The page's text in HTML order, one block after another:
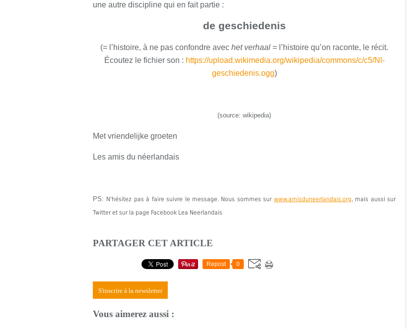
une autre discipline qui en fait partie :
de geschiedenis
(= l’histoire, à ne pas confondre avec het verhaal = l’histoire qu’on raconte, le récit.
Écoutez le fichier son : https://upload.wikimedia.org/wikipedia/commons/c/c5/Nl-
geschiedenis.ogg)
(source: wikipedia)
Met vriendelijke groeten
Les amis du néerlandais
PS: N'hésitez pas à faire suivre le message. Nous sommes sur www.amisduneerlandais.org, mais aussi sur
Twitter et sur la page Facebook Lea Neerlandais
PARTAGER CET ARTICLE
Repost 0
S'inscrire à la newsletter
Vous aimerez aussi :